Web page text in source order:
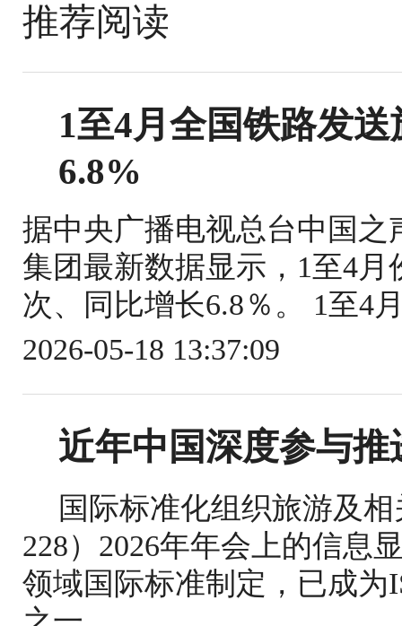
推荐阅读
1至4月全国铁路发
6.8%
据中央广播电视总台中国
集团最新数据显示，1至4月
次、同比增长6.8％。 1至4
2026-05-18 13:37:09
近年中国深度参与
国际标准化组织旅游及
228）2026年年会上的信息
领域国际标准制定，已成为